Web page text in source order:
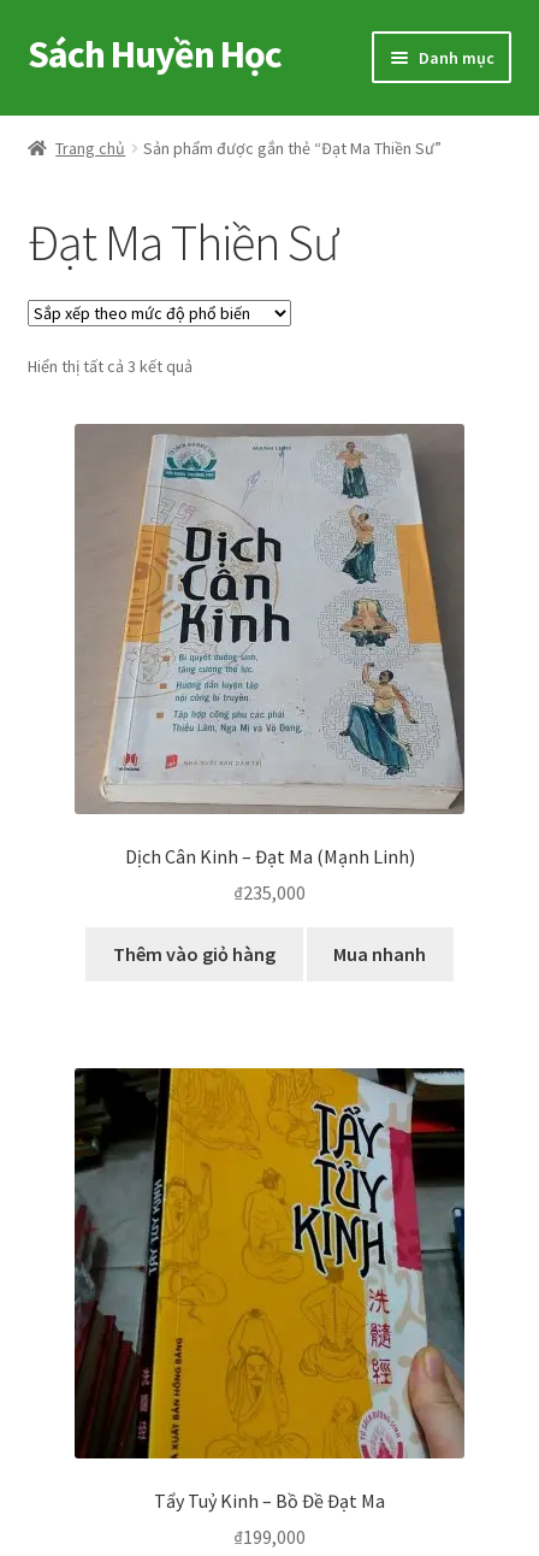
Đi
đến
hướng
Chuyển
đến
dung
Sách Huyền Học Danh mục
Home
Shop
Voucher
Hướng Dẫn
Trang chủ Sản phẩm được gắn thẻ “Đạt Ma Thiền Sư”
Đạt Ma Thiền Sư
Hiển thị tất cả 3 kết quảĐã
theo
mức
độ
phổ
biến
Dịch Cân Kinh – Đạt Ma (Mạnh Linh)
₫235,000
Thêm vào giỏ hàng Mua nhanh
Tẩy Tuỷ Kinh – Bồ Đề Đạt Ma
₫199,000